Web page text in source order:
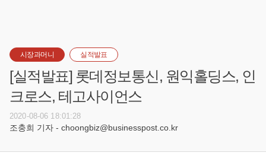
시장과머니 실적발표
[실적발표] 롯데정보통신, 원익홀딩스, 인
크로스, 테고사이언스
2020-08-06 18:01:28
조충희 기자 - choongbiz@businesspost.co.kr